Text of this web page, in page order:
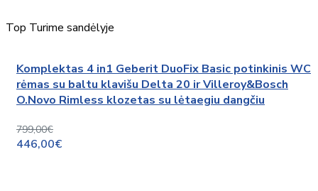
Top Turime sandėlyje
Komplektas 4 in1 Geberit DuoFix Basic potinkinis WC
rėmas su baltu klavišu Delta 20 ir Villeroy&Bosch
O.Novo Rimless klozetas su lėtaegiu dangčiu
799,00€
446,00€